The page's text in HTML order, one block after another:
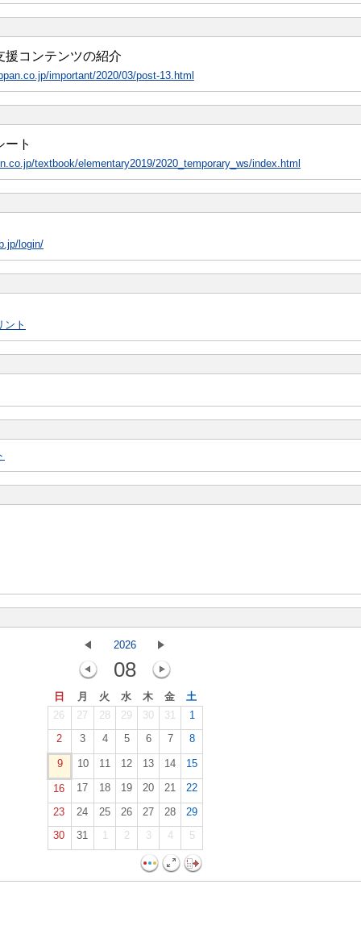
援コンテンツの紹介
important/2020/03/post-13.html
ート
textbook/elementary2019/2020_temporary_ws/index.html
login/
ント
2026
08
日 月 火 水 木 金
土
26
27 28 29 30 31
1
2
3 4 5 6 7 8
9 10 11 12 13 14 15
16 17 18 19 20 21
22
23
24 25 26 27 28
29
30
31 1 2 3 4 5